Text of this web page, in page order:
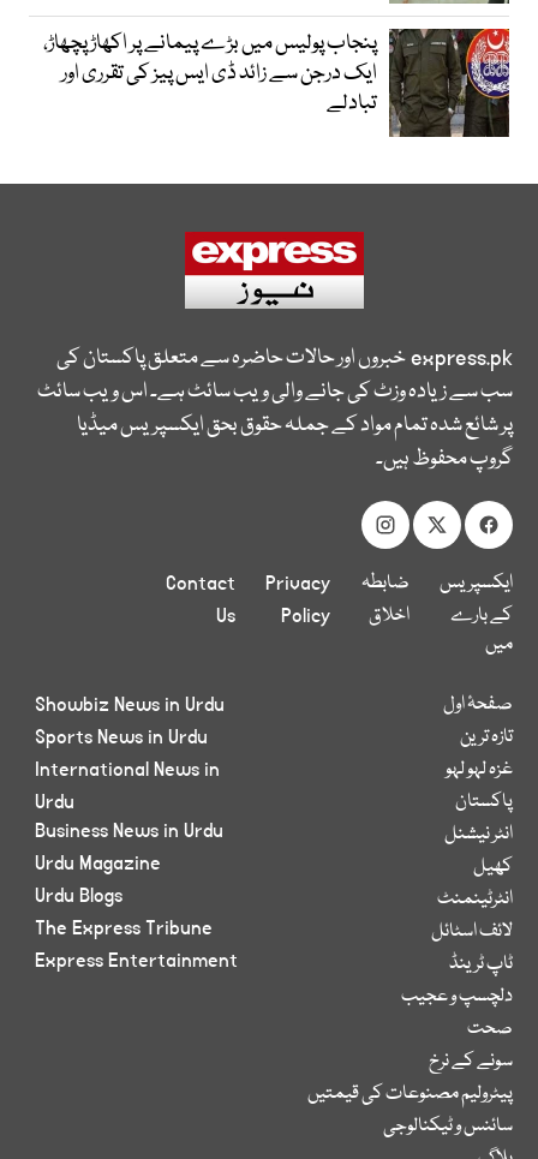
پنجاب پولیس میں بڑے پیمانے پر اکھاڑ پچھاڑ،
ایک درجن سے زائد ڈی ایس پیز کی تقرری اور
تبادلے
express.pkخبروں اور حالات حاضرہ سے متعلق پاکستان کی
سب سے زیادہ وزٹ کی جانے والی ویب سائٹ ہے۔ اس ویب سائٹ
پر شائع شدہ تمام مواد کے جملہ حقوق بحق ایکسپریس میڈیا
گروپ محفوظ ہیں۔
ایکسپریس
کے بارے
میں
ضابطہ
اخلاق
Privacy
Policy
Contact
Us
صفحۂ اول
تازہ ترین
غزہ لہو لہو
پاکستان
انٹر نیشنل
کھیل
انٹرٹینمنٹ
لائف اسٹائل
ٹاپ ٹرینڈ
دلچسپ و عجیب
صحت
سونے کے نرخ
پیٹرولیم مصنوعات کی قیمتیں
سائنس و ٹیکنالوجی
Showbiz News in Urdu
Sports News in Urdu
International News in
Urdu
Business News in Urdu
Urdu Magazine
Urdu Blogs
The Express Tribune
Express Entertainment